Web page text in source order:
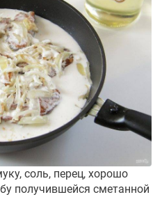
соль, перец, хорошо
получившейся сметанной